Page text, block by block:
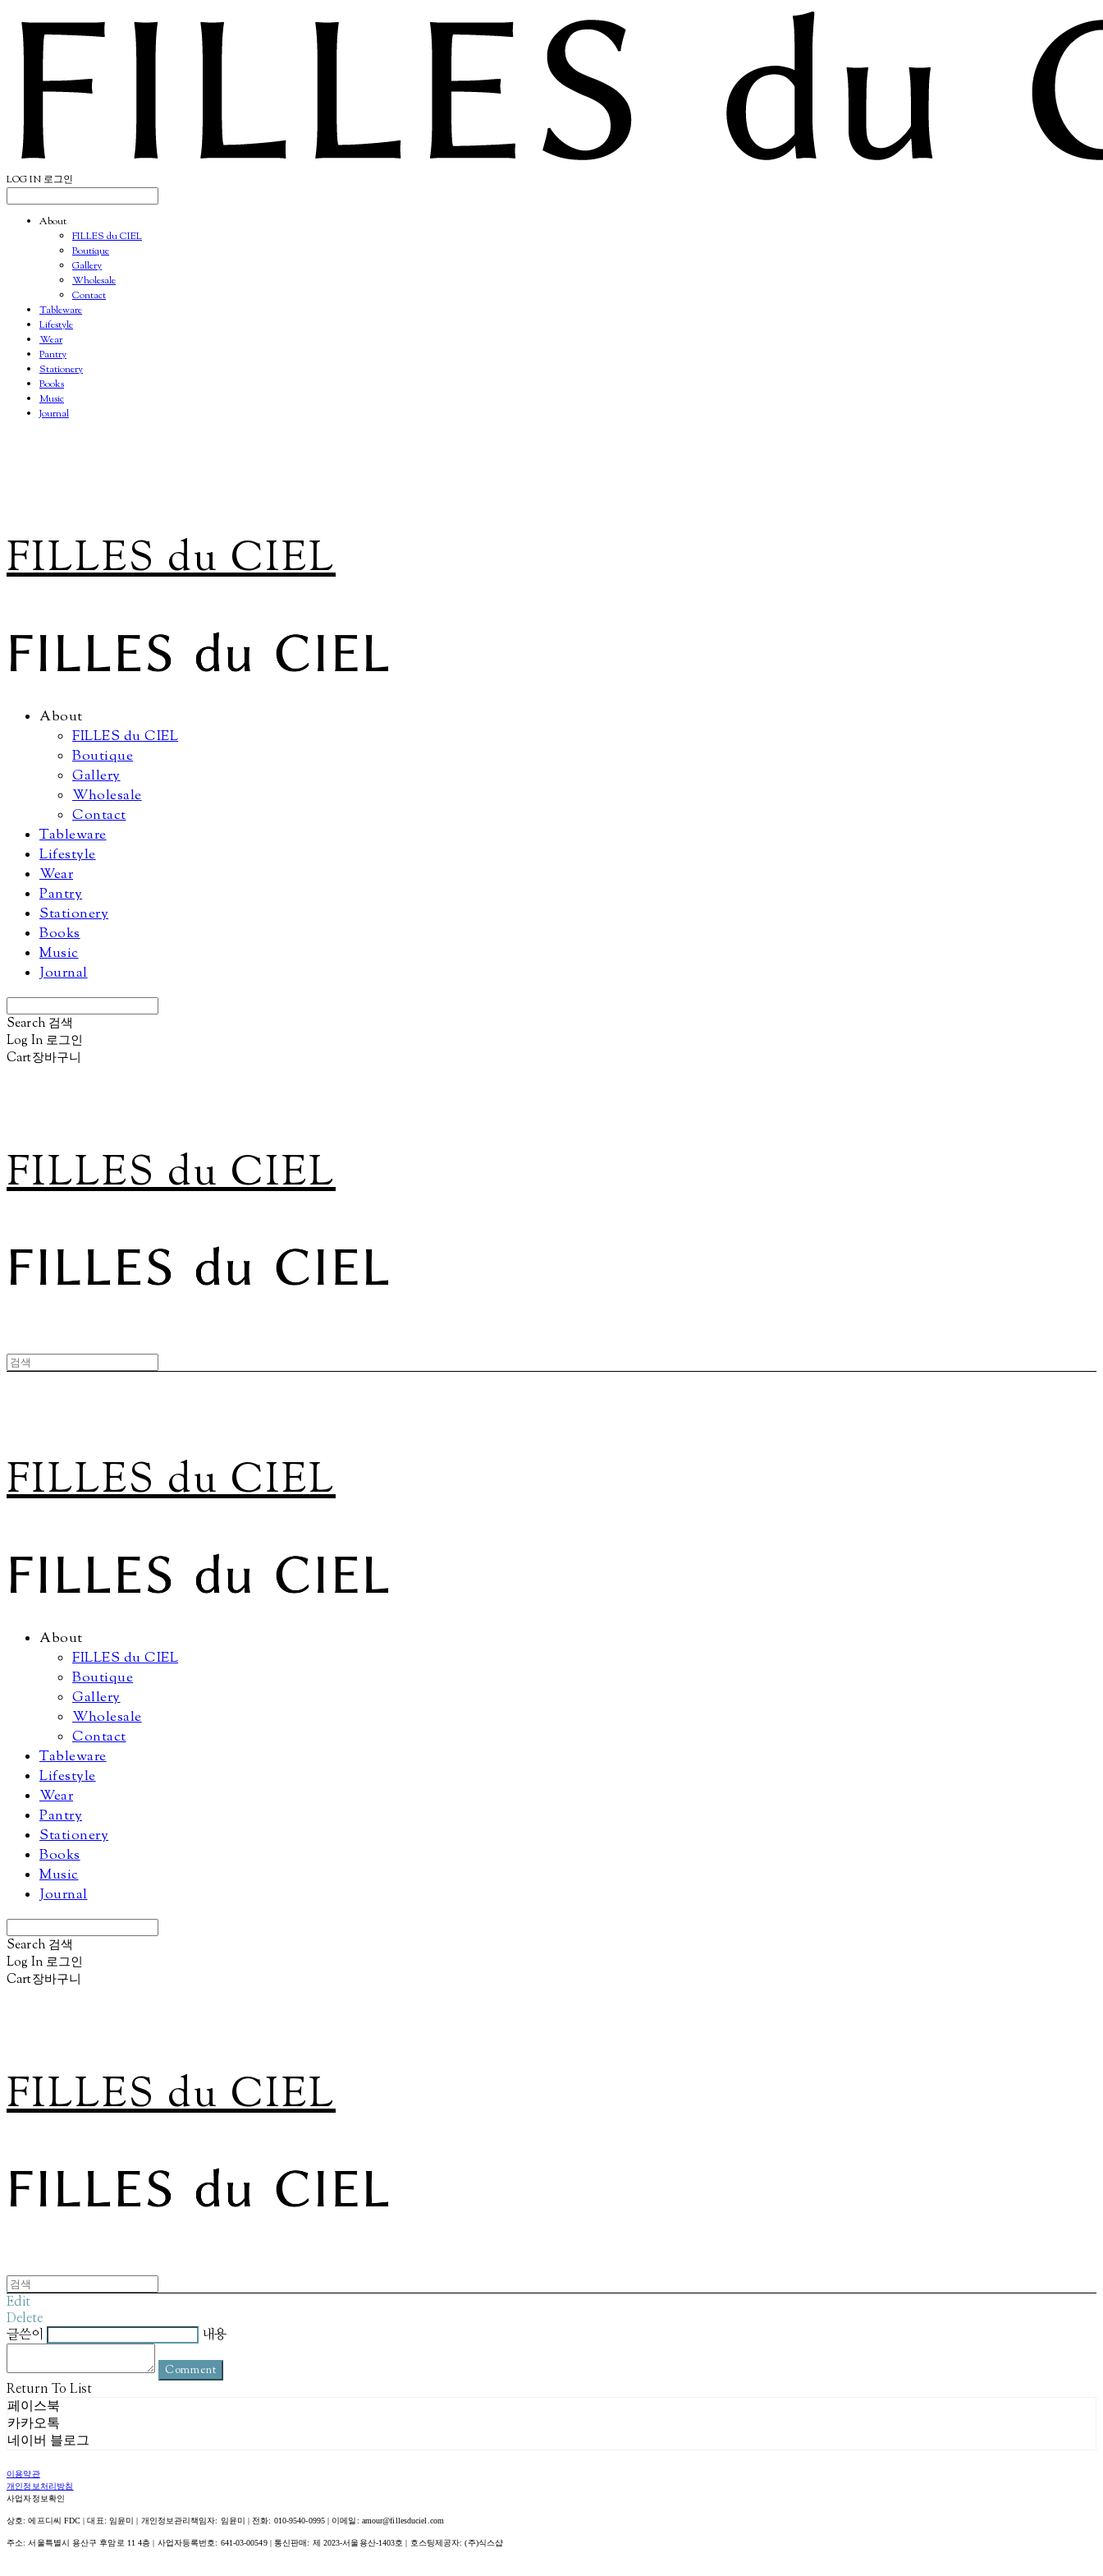
LOG IN 로그인
About
FILLES du CIEL
Boutique
Gallery
Wholesale
Contact
Tableware
Lifestyle
Wear
Pantry
Stationery
Books
Music
Journal
FILLES du CIEL
About
FILLES du CIEL
Boutique
Gallery
Wholesale
Contact
Tableware
Lifestyle
Wear
Pantry
Stationery
Books
Music
Journal
Search 검색
Log In 로그인
Cart장바구니
FILLES du CIEL
FILLES du CIEL
About
FILLES du CIEL
Boutique
Gallery
Wholesale
Contact
Tableware
Lifestyle
Wear
Pantry
Stationery
Books
Music
Journal
Search 검색
Log In 로그인
Cart장바구니
FILLES du CIEL
Edit
Delete
글쓴이
내용
Comment
Return To List
페이스북
카카오톡
네이버 블로그
이용약관
개인정보처리방침
사업자정보확인
상호: 에프디씨 FDC | 대표: 임윤미 | 개인정보관리책임자: 임윤미 | 전화: 010-9540-0995 | 이메일: amour@fillesduciel.com
주소: 서울특별시 용산구 후암로 11 4층 | 사업자등록번호: 641-03-00549| 통신판매: 제 2023-서울용산-1403호 | 호스팅제공자: (주)식스샵